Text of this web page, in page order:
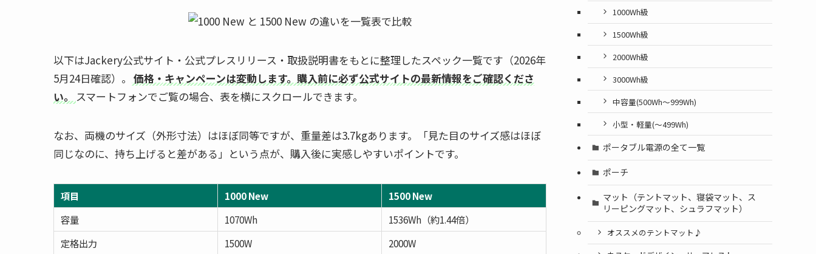
以下はJackery公式サイト・公式プレスリリース・取扱説明書をもとに整理したスペック一覧です（2026年
5月24日確認）。 価格・キャンペーンは変動します。購入前に必ず公式サイトの最新情報をご確認くださ
い。 スマートフォンでご覧の場合、表を横にスクロールできます。
なお、両機のサイズ（外形寸法）はほぼ同等ですが、重量差は3.7kgあります。「見た目のサイズ感はほぼ
同じなのに、持ち上げると差がある」という点が、購入後に実感しやすいポイントです。
項目 1000 New
1500 New
容量
1070Wh
1536Wh（約1.44倍）
定格出力
1500W 2000W
1000Wh級
1500Wh級
2000Wh級
3000Wh級
中容量(500Wh～999Wh)
小型・軽量(〜499Wh)
ポータブル電源の全て一覧
ポーチ
マット（テントマット、寝袋マット、ス
リーピングマット、シュラフマット）
オススメのテントマット♪